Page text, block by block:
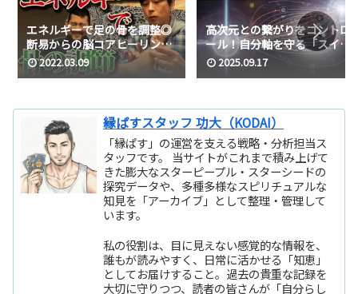
エネルギーで足の骨を調整◎
断易からの脳コアヒーリング
と音叉ウェーブ整体スペシャ
ル動画
2022.03.09
高次元との繋がりをコントロ
ール！自分軸を守る「スイッ
チオンオフ」実践法
2025.09.17
縁ぱすスタッフ 功大（KODAI）
「縁ぱす」の運営を支える戦略・分析担当ス
タッフです。 当サイトがこれまで積み上げて
きた膨大なスターピープル・スターシードの
探究データや、多種多様なスピリチュアルな
知見を「アーカイブ」として整理・管理して
います。
私の役割は、目に見えない感覚的な情報を、
誰もが読みやすく、日常に活かせる「知恵」
としてお届けすること。過去の貴重な記録を
大切に守りつつ、読者の皆さんが「自分らし